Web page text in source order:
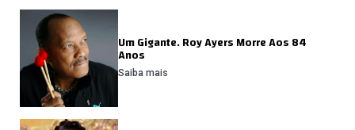
Um Gigante. Roy Ayers Morre Aos 84
Anos
Saiba mais